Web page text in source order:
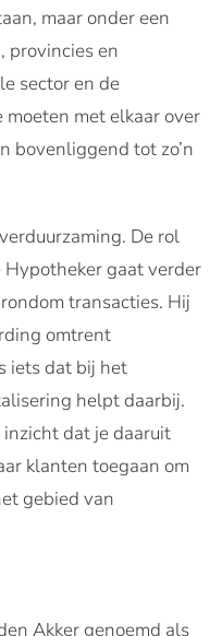
maar onder een
provincies en
sector en de
met elkaar over
bovenliggend tot zo’n
De rol
Hypotheker gaat verder
transacties. Hij
omtrent
iets dat bij het
helpt daarbij.
inzicht dat je daaruit
klanten toegaan om
gebied van
Akker genoemd als